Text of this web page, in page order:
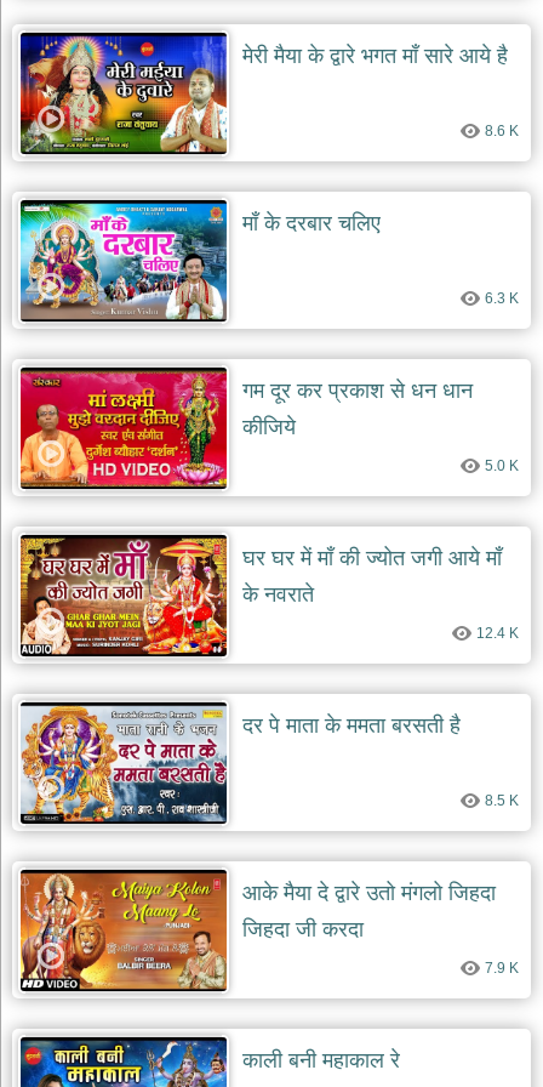
मेरी मैया के द्वारे भगत माँ सारे आये है
8.6 K
माँ के दरबार चलिए
6.3 K
गम दूर कर प्रकाश से धन धान
कीजिये
5.0 K
घर घर में माँ की ज्योत जगी आये माँ
के नवराते
12.4 K
दर पे माता के ममता बरसती है
8.5 K
आके मैया दे द्वारे उतो मंगलो जिहदा
जिहदा जी करदा
7.9 K
काली बनी महाकाल रे